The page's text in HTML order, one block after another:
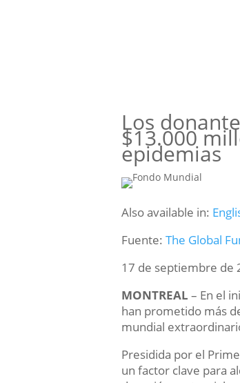
Los
$13.000
epidemias
Also available in:
Fuente:The Global
17 de septiembre de
MONTREAL – En el
han prometido más
mundial
Presidida por el
un factor clave para